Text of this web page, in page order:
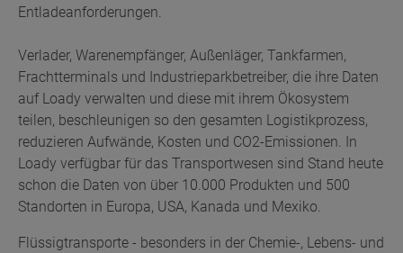
Entladeanforderungen.
Verlader, Warenempfänger, Außenläger, Tankfarmen,
Frachtterminals und Industrieparkbetreiber, die ihre Daten
auf Loady verwalten und diese mit ihrem Ökosystem
teilen, beschleunigen so den gesamten Logistikprozess,
reduzieren Aufwände, Kosten und CO2-Emissionen. In
Loady verfügbar für das Transportwesen sind Stand heute
schon die Daten von über 10.000 Produkten und 500
Standorten in Europa, USA, Kanada und Mexiko.
Flüssigtransporte - besonders in der Chemie-, Lebens- und